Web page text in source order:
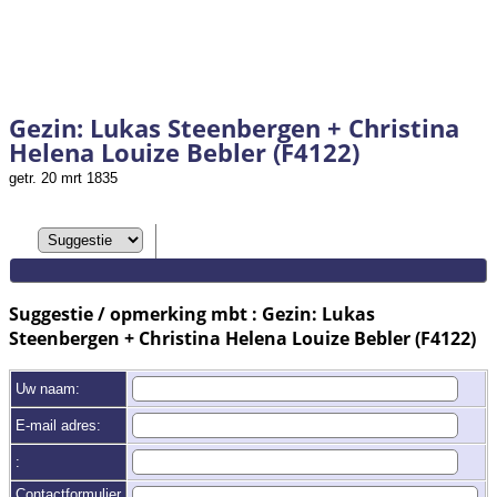
Gezin: Lukas Steenbergen + Christina
Helena Louize Bebler (F4122)
getr. 20 mrt 1835
Suggestie / opmerking mbt : Gezin: Lukas
Steenbergen + Christina Helena Louize Bebler (F4122)
Uw naam:
E-mail adres:
: